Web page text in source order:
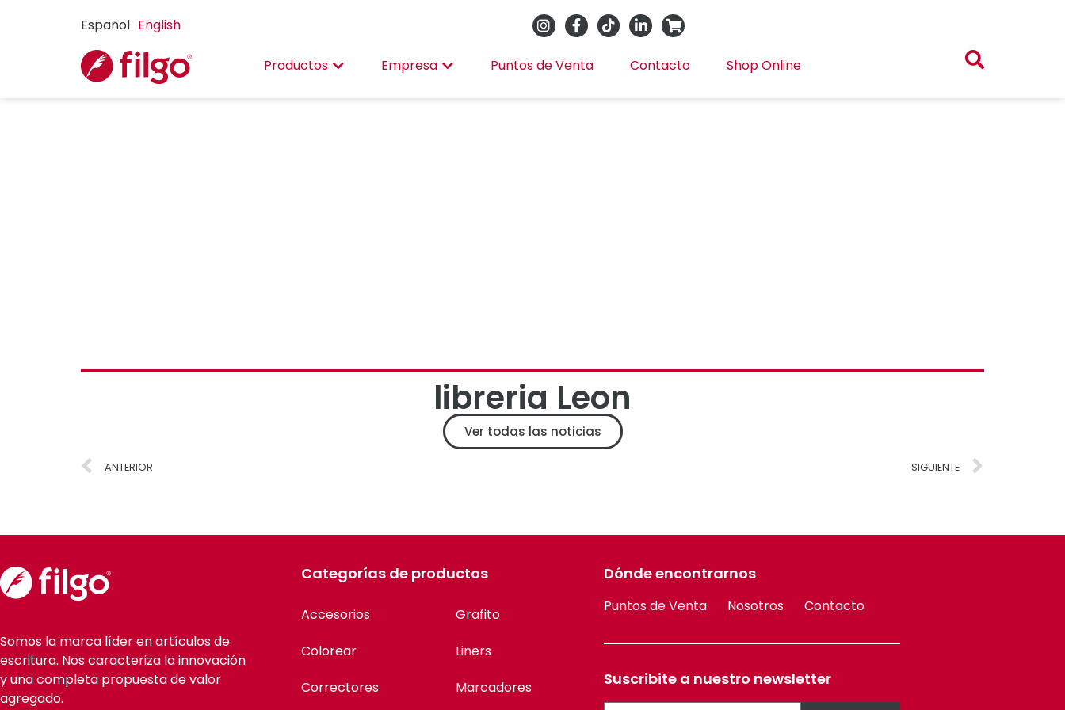
Español English
Productos Empresa Puntos de Venta Contacto Shop Online
libreria Leon
Ver todas las noticias
ANTERIOR SIGUIENTE
Somos la marca líder en artículos de
escritura. Nos caracteriza la innovación
y una completa propuesta de valor
agregado.
Categorías de productos
Accesorios
Colorear
Correctores
Grafito
Liners
Marcadores
Dónde encontrarnos
Puntos de Venta Nosotros Contacto
Suscribite a nuestro newsletter